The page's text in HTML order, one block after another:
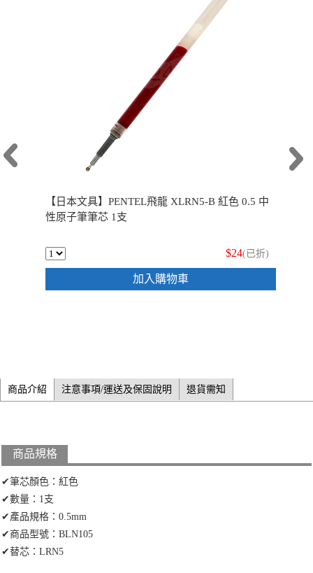
【日本文具】PENTEL飛龍 XLRN5-B 紅色 0.5 中
性原子筆筆芯 1支
$24(已折)
加入購物車
商品介紹 注意事項/運送及保固說明 退貨需知
商品規格
✔筆芯顏色：紅色
✔數量：1支
✔產品規格：0.5mm
✔商品型號：BLN105
✔替芯：LRN5